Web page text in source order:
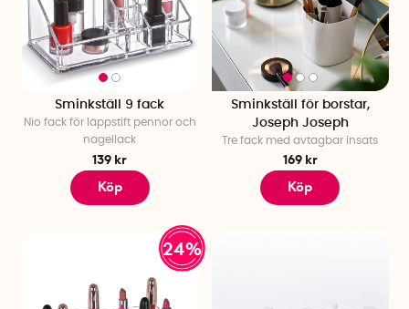
Sminkställ 9 fack
Nio fack för läppstift pennor och
nagellack
139 kr
Köp
Sminkställ för borstar,
Joseph Joseph
Tre fack med avtagbar insats
169 kr
Köp
24%